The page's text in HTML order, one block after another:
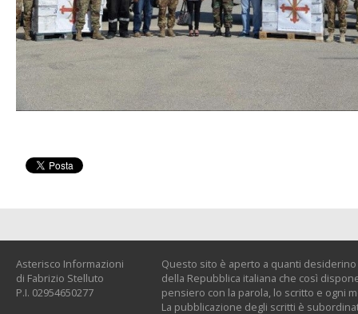
Asterisco Informazioni
di Fabrizio Stelluto
P.I. 02954650277
Questo sito è aperto a quanti
della Repubblica italiana che così
pensiero con la parola, lo scritto e ogni
La pubblicazione degli scritti è